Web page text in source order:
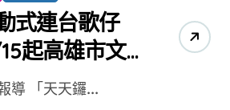
式連台歌仔
場登場
導 「天天鑼...